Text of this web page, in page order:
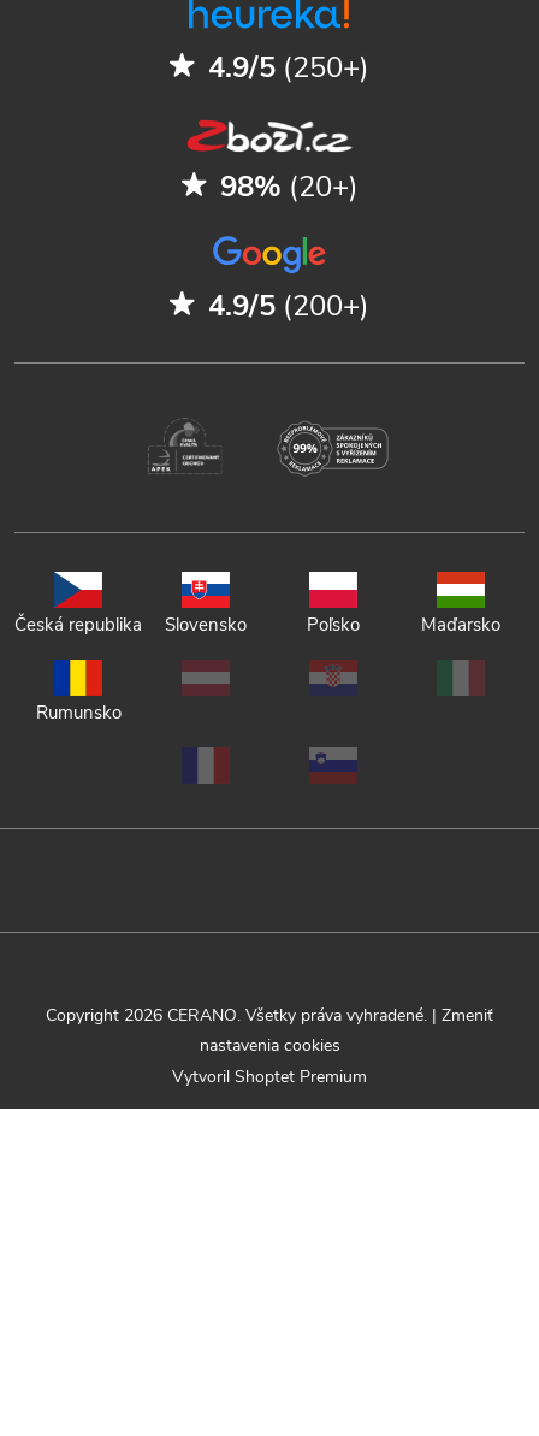
4.9/5 (250+)
98% (20+)
4.9/5 (200+)
Česká republika Slovensko Poľsko Maďarsko
Rumunsko
Vytvoril Shoptet Premium
Copyright 2026 CERANO. Všetky práva vyhradené. | Zmeniť
nastavenia cookies